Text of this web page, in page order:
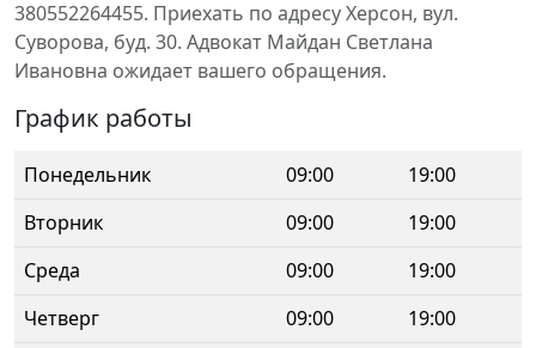
380552264455. Приехать по адресу Херсон, вул.
Суворова, буд. 30. Адвокат Майдан Светлана
Ивановна ожидает вашего обращения.
График работы
Понедельник 09:00
19:00
Вторник
09:00
19:00
Среда
09:00
19:00
Четверг
09:00
19:00